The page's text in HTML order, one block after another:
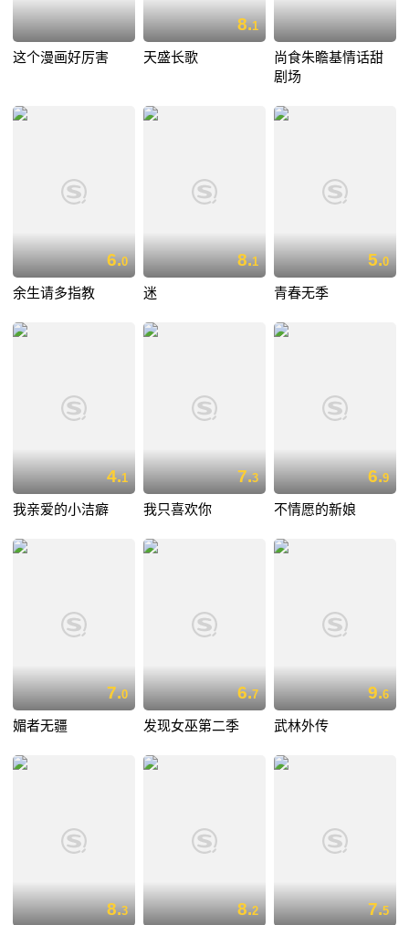
这个漫画好厉害
8.1
天盛长歌
尚食朱瞻基情话甜
剧场
6.0
余生请多指教
8.1
迷
5.0
青春无季
4.1
我亲爱的小洁癖
7.3
我只喜欢你
6.9
不情愿的新娘
7.0
媚者无疆
6.7
发现女巫第二季
9.6
武林外传
8.3 8.2 7.5